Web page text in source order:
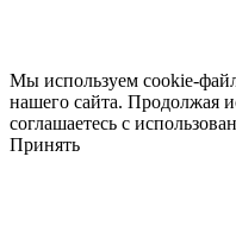
Мы используем cookie-
нашего сайта. Продолжая
соглашаетесь с
Принять